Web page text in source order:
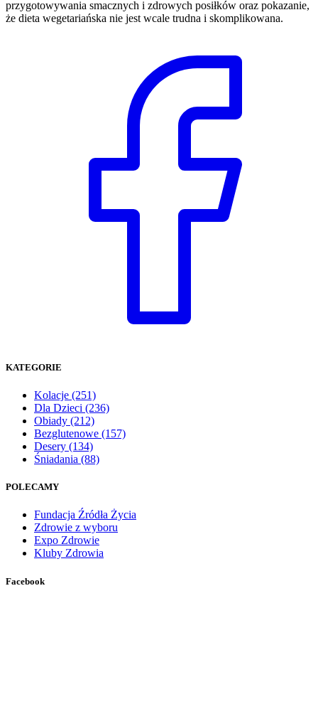
przygotowywania smacznych i zdrowych posiłków oraz pokazanie,
że dieta wegetariańska nie jest wcale trudna i skomplikowana.
KATEGORIE
Kolacje (251)
Dla Dzieci (236)
Obiady (212)
Bezglutenowe (157)
Desery (134)
Śniadania (88)
POLECAMY
Fundacja Źródła Życia
Zdrowie z wyboru
Expo Zdrowie
Kluby Zdrowia
Facebook